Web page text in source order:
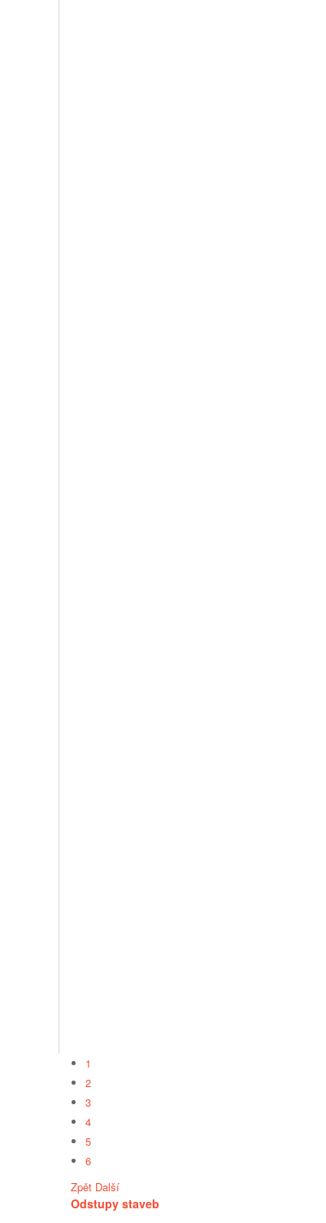
1
2
3
4
5
6
Zpět Další
Odstupy staveb